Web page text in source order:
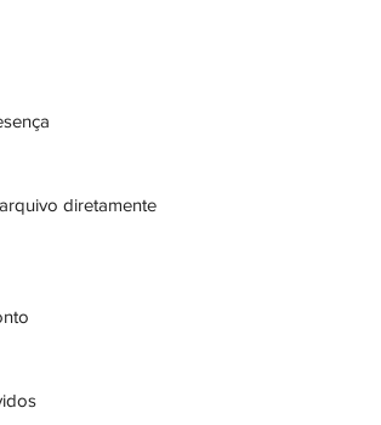
diretamente